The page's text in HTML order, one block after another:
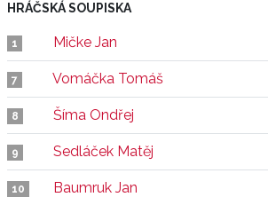
HRÁČSKÁ SOUPISKA
1 Mičke Jan
7 Vomáčka Tomáš
8 Šíma Ondřej
9 Sedláček Matěj
10 Baumruk Jan